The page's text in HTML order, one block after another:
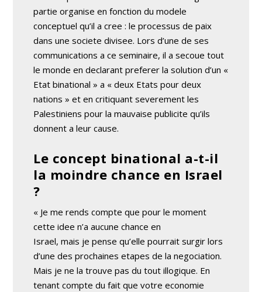
partie organise en fonction du modele
conceptuel qu’il a cree : le processus de paix
dans une societe divisee. Lors d’une de ses
communications a ce seminaire, il a secoue tout
le monde en declarant preferer la solution d’un «
Etat binational » a « deux Etats pour deux
nations » et en critiquant severement les
Palestiniens pour la mauvaise publicite qu’ils
donnent a leur cause.
Le concept binational a-t-il
la moindre chance en Israel
?
« Je me rends compte que pour le moment
cette idee n’a aucune chance en
Israel, mais je pense qu’elle pourrait surgir lors
d’une des prochaines etapes de la negociation.
Mais je ne la trouve pas du tout illogique. En
tenant compte du fait que votre economie